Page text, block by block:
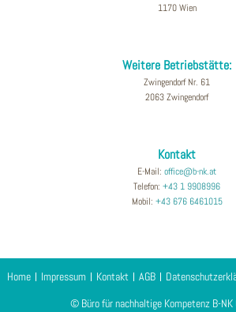
1170 Wien
Weitere Betriebstätte:
Zwingendorf Nr. 61
2063 Zwingendorf
Kontakt
E-Mail: office@b-nk.at
Telefon: +43 1 9908996
Mobil: +43 676 6461015
Home Impressum Kontakt AGB
© Büro für nachhaltige Kompetenz B-NK